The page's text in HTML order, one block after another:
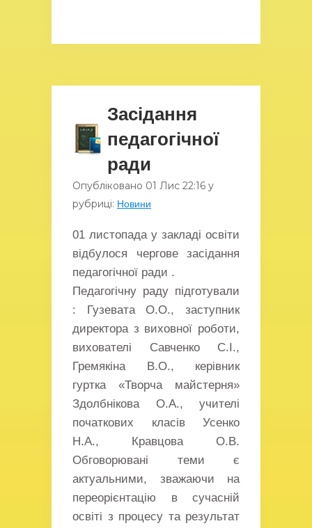
Засідання
педагогічної
ради
Опубліковано 01 Лис 22:16 у
рубриці: Новини
01 листопада у закладі освіти
відбулося чергове засідання
педагогічної ради .
Педагогічну раду підготували
: Гузевата О.О., заступник
директора з виховної роботи,
вихователі Савченко С.І.,
Гремякіна В.О., керівник
гуртка «Творча майстерня»
Здолбнікова О.А., учителі
початкових класів Усенко
Н.А., Кравцова О.В.
Обговорювані теми є
актуальними, зважаючи на
переорієнтацію в сучасній
освіті з процесу та результат